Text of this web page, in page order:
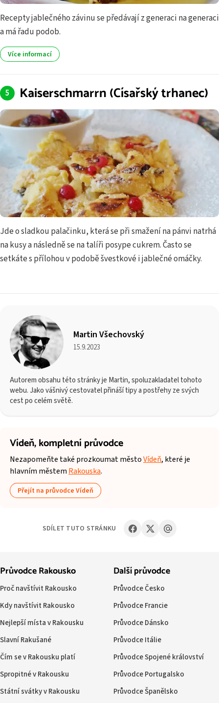
Recepty jablečného závinu se předávají z generaci na generaci
a má řadu podob.
Více informací
Kaiserschmarrn (Císařský trhanec)
Jde o sladkou palačinku, která se při smažení na pánvi natrhá
na kusy a následně se na talíři posype cukrem. Často se
setkáte s přílohou v podobě švestkové i jablečné omáčky.
Martin Všechovský
15.9.2023
Autorem obsahu této stránky je Martin, spoluzakladatel tohoto
webu. Jako vášnivý cestovatel přináší tipy a postřehy ze svých
cest po celém světě.
Vídeň,kompletní průvodce
Nezapomeňte také prozkoumat městoVídeň, které je
hlavním městem Rakouska.
Přejít na průvodce Vídeň
SDÍLET TUTO STRÁNKU
Průvodce Rakousko
Proč navštívit Rakousko
Kdy navštívit Rakousko
Nejlepší místa v Rakousku
Slavní Rakušané
Čím se v Rakousku platí
Spropitné v Rakousku
Státní svátky v Rakousku
Další průvodce
Průvodce Česko
Průvodce Francie
Průvodce Dánsko
Průvodce Itálie
Průvodce Spojené království
Průvodce Portugalsko
Průvodce Španělsko